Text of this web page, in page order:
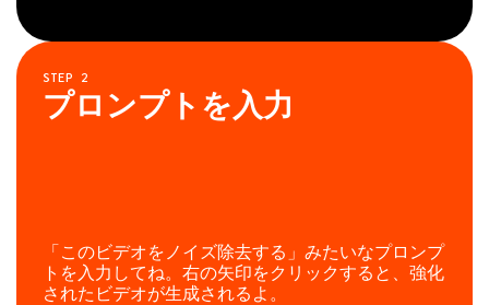
STEP 2
プロンプトを入力
「このビデオをノイズ除去する」みたいなプロンプ
トを入力してね。右の矢印をクリックすると、強化
されたビデオが生成されるよ。